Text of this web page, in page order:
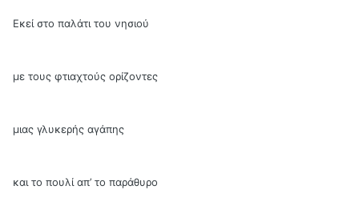
Εκεί στο παλάτι του νησιού
με τους φτιαχτούς ορίζοντες
μιας γλυκερής αγάπης
και το πουλί απ’ το παράθυρο